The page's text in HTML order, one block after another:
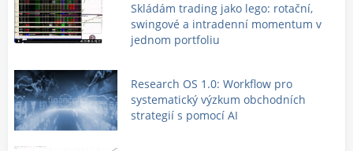
Skládám trading jako lego: rotační,
swingové a intradenní momentum v
jednom portfoliu
Research OS 1.0: Workflow pro
systematický výzkum obchodních
strategií s pomocí AI